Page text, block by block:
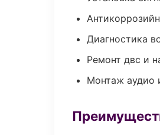
Диагностика
Ремонт двс и
Монтаж аудио